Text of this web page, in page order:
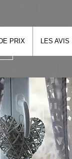
PRIX LES AVIS